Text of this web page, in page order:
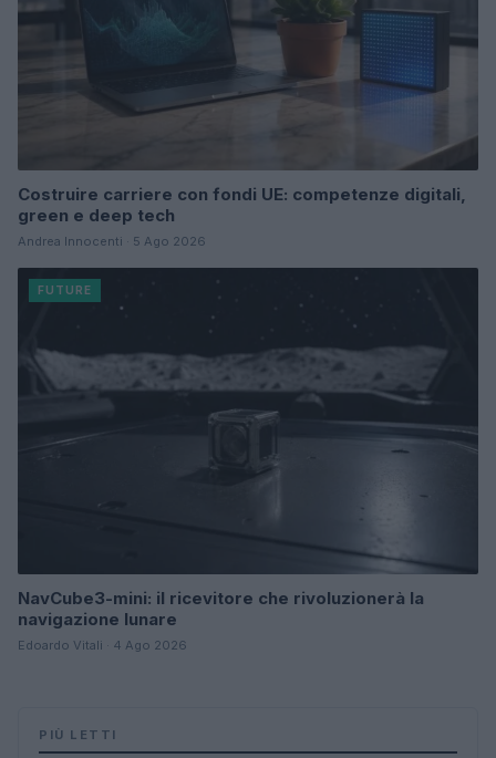
Costruire carriere con fondi UE: competenze digitali,
green e deep tech
Andrea Innocenti · 5 Ago 2026
FUTURE
NavCube3-mini: il ricevitore che rivoluzionerà la
navigazione lunare
Edoardo Vitali · 4 Ago 2026
PIÙ LETTI